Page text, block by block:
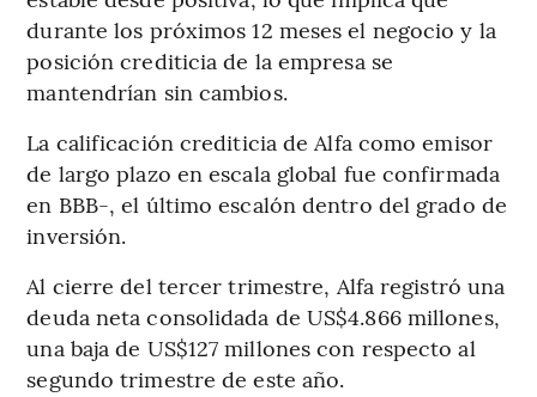
durante los próximos 12 meses el negocio y la
posición crediticia de la empresa se
mantendrían sin cambios.
La calificación crediticia de Alfa como emisor
de largo plazo en escala global fue confirmada
en BBB-, el último escalón dentro del grado de
inversión.
Al cierre del tercer trimestre, Alfa registró una
deuda neta consolidada de US$4.866 millones,
una baja de US$127 millones con respecto al
segundo trimestre de este año.